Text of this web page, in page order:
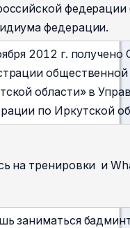
федерации.
2012 г.
области» в
по Иркутской
на тренировки и
заниматься